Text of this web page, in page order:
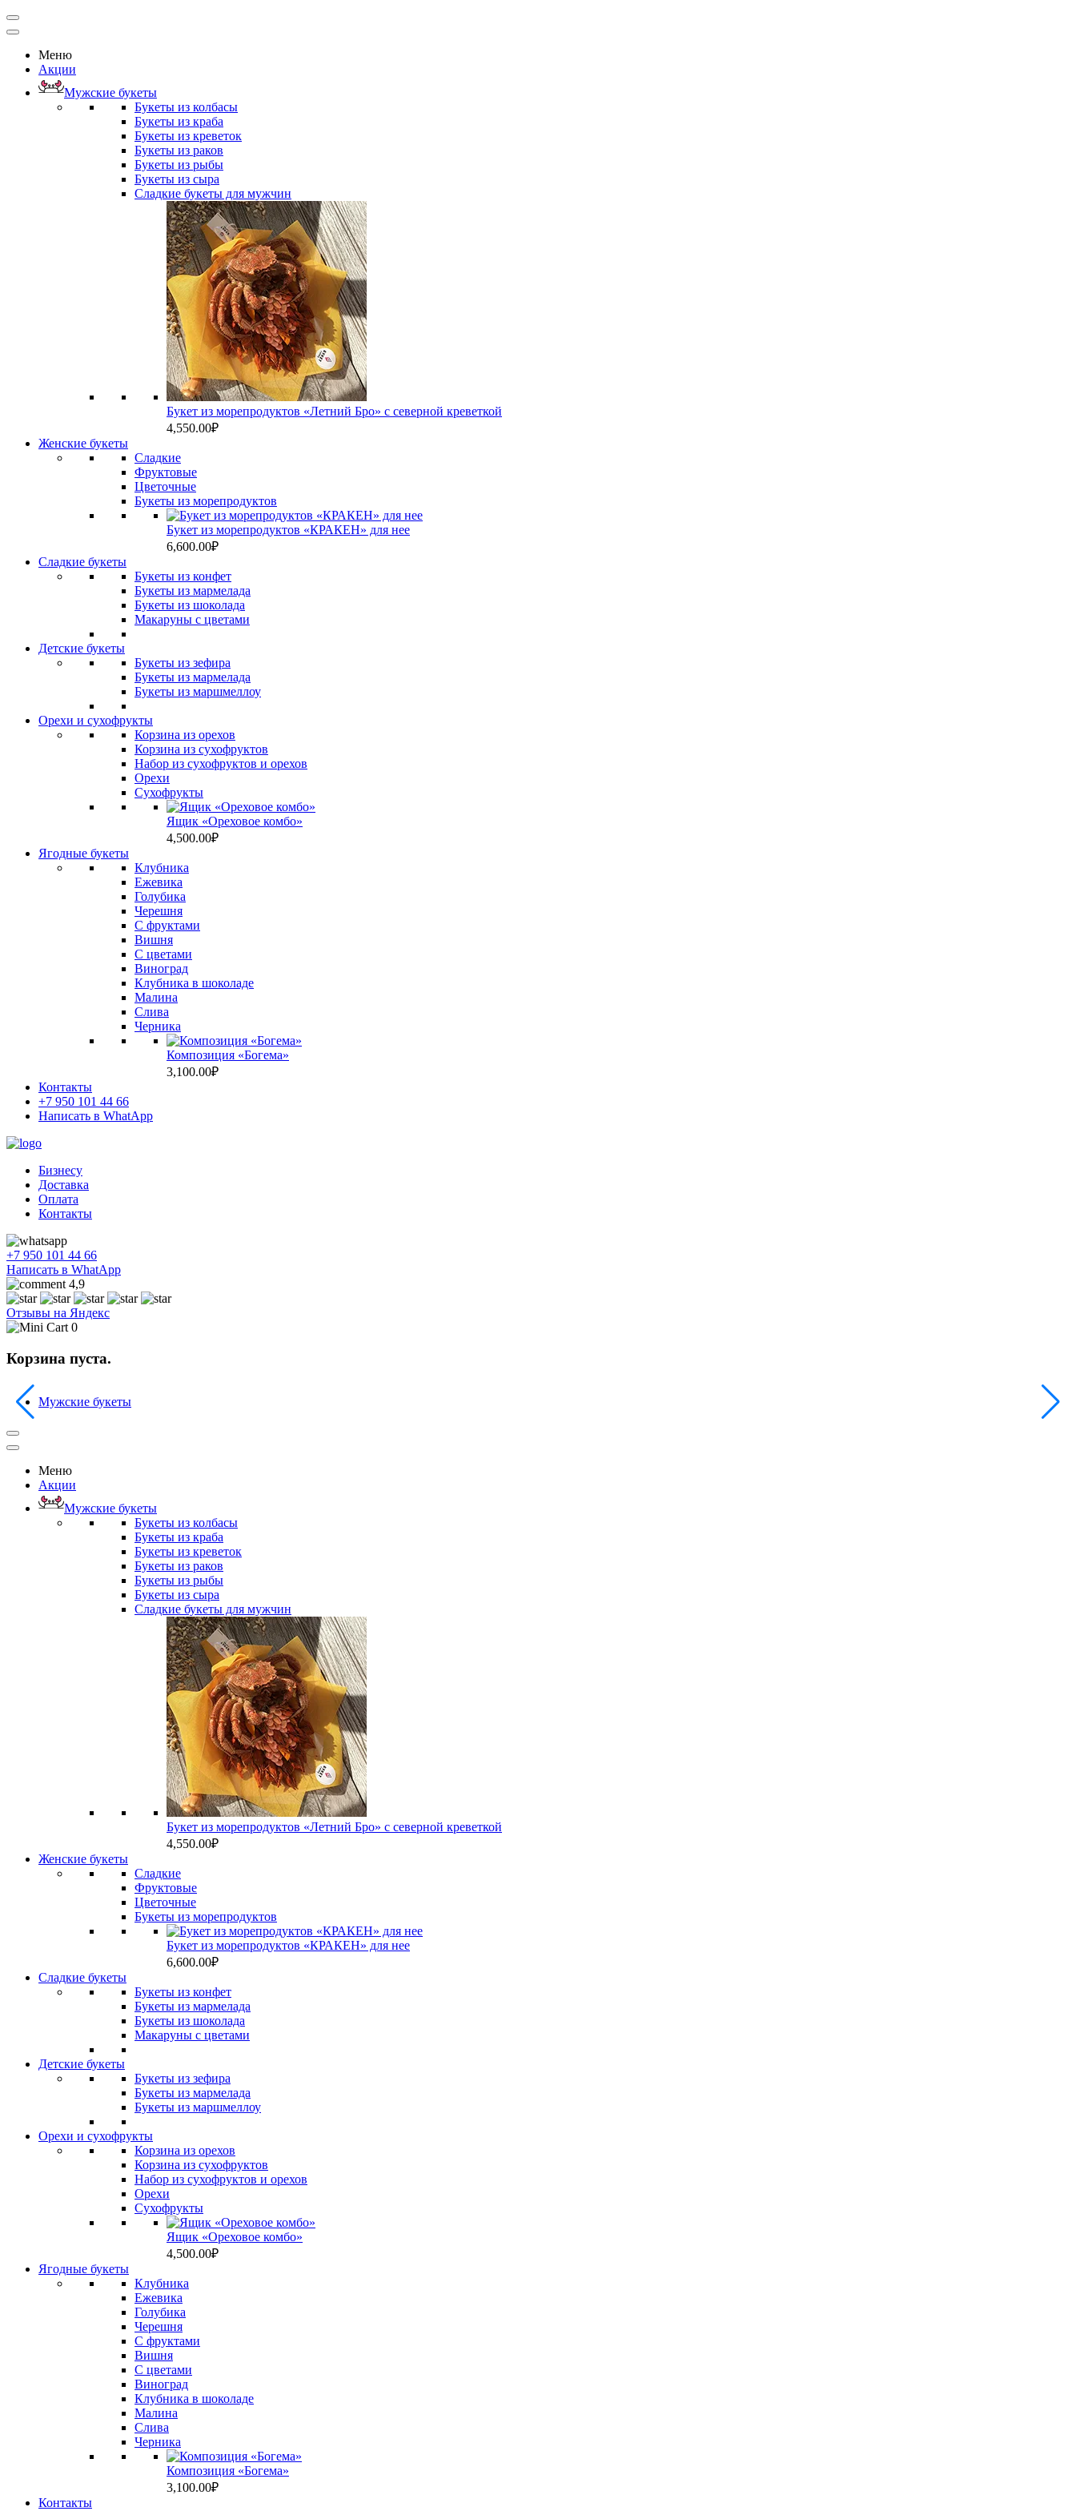
Меню
Акции
Мужские букеты
Букеты из колбасы
Букеты из краба
Букеты из креветок
Букеты из раков
Букеты из рыбы
Букеты из сыра
Сладкие букеты для мужчин
Букет из морепродуктов «Летний Бро» с северной креветкой
4,550.00₽
Женские букеты
Сладкие
Фруктовые
Цветочные
Букеты из морепродуктов
Букет из морепродуктов «КРАКЕН» для нее
6,600.00₽
Сладкие букеты
Букеты из конфет
Букеты из мармелада
Букеты из шоколада
Макаруны с цветами
Детские букеты
Букеты из зефира
Букеты из мармелада
Букеты из маршмеллоу
Орехи и сухофрукты
Корзина из орехов
Корзина из сухофруктов
Набор из сухофруктов и орехов
Орехи
Сухофрукты
Ящик «Ореховое комбо»
4,500.00₽
Ягодные букеты
Клубника
Ежевика
Голубика
Черешня
С фруктами
Вишня
C цветами
Виноград
Клубника в шоколаде
Малина
Слива
Черника
Композиция «Богема»
3,100.00₽
Контакты
+7 950 101 44 66
Написать в WhatApp
Бизнесу
Доставка
Оплата
Контакты
+7 950 101 44 66
Написать в WhatApp
4,9
Отзывы на Яндекс
0
Корзина пуста.
Мужские букеты
Меню
Акции
Мужские букеты
Букеты из колбасы
Букеты из краба
Букеты из креветок
Букеты из раков
Букеты из рыбы
Букеты из сыра
Сладкие букеты для мужчин
Букет из морепродуктов «Летний Бро» с северной креветкой
4,550.00₽
Женские букеты
Сладкие
Фруктовые
Цветочные
Букеты из морепродуктов
Букет из морепродуктов «КРАКЕН» для нее
6,600.00₽
Сладкие букеты
Букеты из конфет
Букеты из мармелада
Букеты из шоколада
Макаруны с цветами
Детские букеты
Букеты из зефира
Букеты из мармелада
Букеты из маршмеллоу
Орехи и сухофрукты
Корзина из орехов
Корзина из сухофруктов
Набор из сухофруктов и орехов
Орехи
Сухофрукты
Ящик «Ореховое комбо»
4,500.00₽
Ягодные букеты
Клубника
Ежевика
Голубика
Черешня
С фруктами
Вишня
C цветами
Виноград
Клубника в шоколаде
Малина
Слива
Черника
Композиция «Богема»
3,100.00₽
Контакты